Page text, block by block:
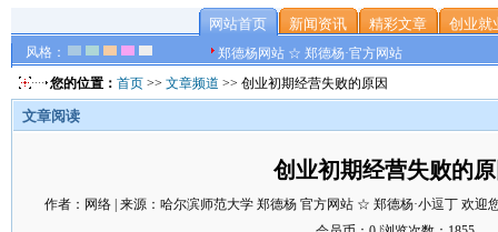
风格：
网站首页 新闻资讯 精彩文章 创业就
郑德杨网站 ☆ 郑德杨·官方网站
您的位置： 首页 >> 文章频道 >> 创业初期经营失败的原因
文章阅读
创业初期经营失败的
作者：网络 | 来源：哈尔滨师范大学 郑德杨 官方网站 ☆ 郑德杨·小逗丁 欢迎